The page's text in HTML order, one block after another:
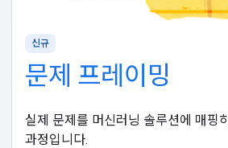
신규
문제 프레이밍
실제 문제를 머신러닝 솔루션에 매핑
과정입니다.